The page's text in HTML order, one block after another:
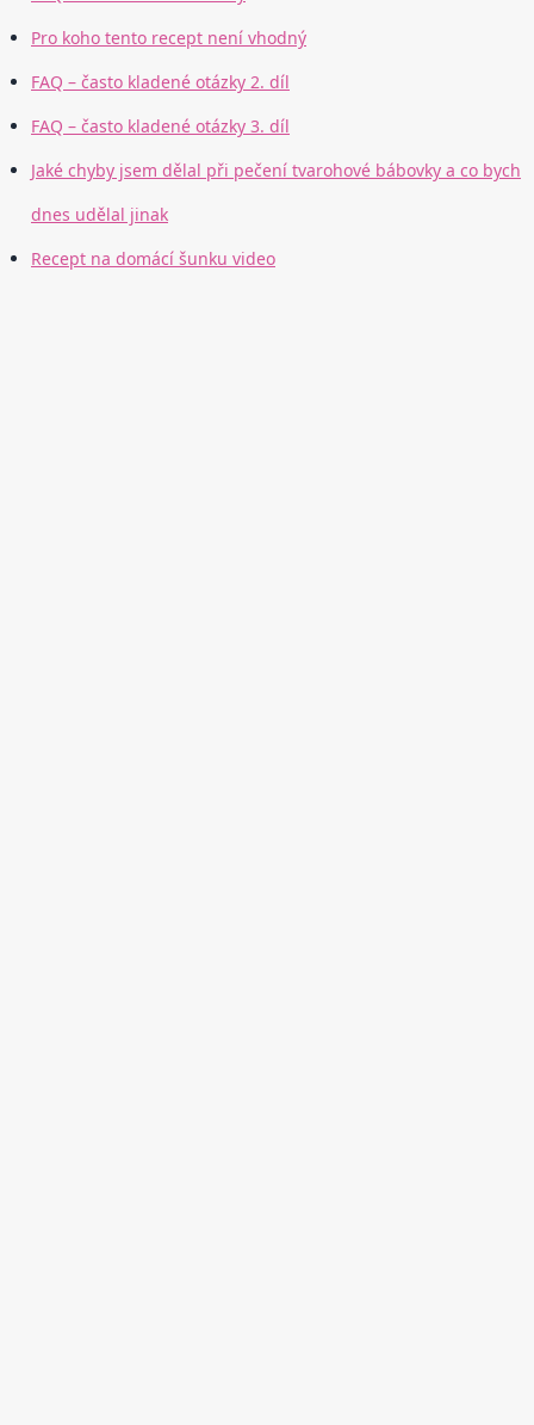
Pro koho tento recept není vhodný
FAQ – často kladené otázky 2. díl
FAQ – často kladené otázky 3. díl
Jaké chyby jsem dělal při pečení tvarohové bábovky a co bych
dnes udělal jinak
Recept na domácí šunku video